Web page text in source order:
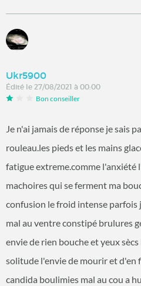
Ukr5900
Édité le 27/08/2021 à 00:00
Bon conseiller
Je n'ai jamais de réponse je sais
rouleau.les pieds et les mains
fatigue extreme.comme l'anxiété
machoires qui se ferment ma
confusion le froid intense parfois
mal au ventre constipé brulures
envie de rien bouche et yeux
solitude l'envie de mourir et d'en
candida boulimies mal au cou a